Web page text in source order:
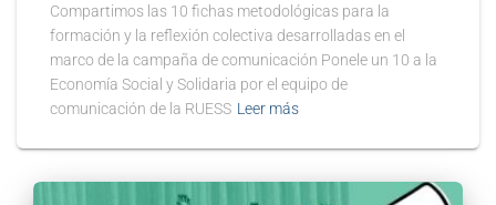
Compartimos las 10 fichas metodológicas para la
formación y la reflexión colectiva desarrolladas en el
marco de la campaña de comunicación Ponele un 10 a la
Economía Social y Solidaria por el equipo de
comunicación de la RUESS Leer más